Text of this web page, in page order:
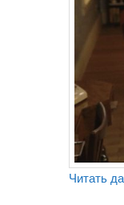
Читать